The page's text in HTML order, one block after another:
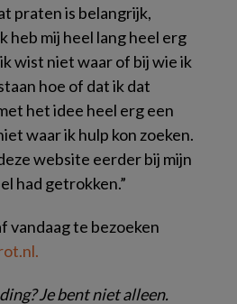
praten is belangrijk,
heb mij heel lang heel erg
wist niet waar of bij wie ik
hoe of dat ik dat
het idee heel erg een
waar ik hulp kon zoeken.
website eerder bij mijn
had getrokken.”
vandaag te bezoeken
Je bent niet alleen.